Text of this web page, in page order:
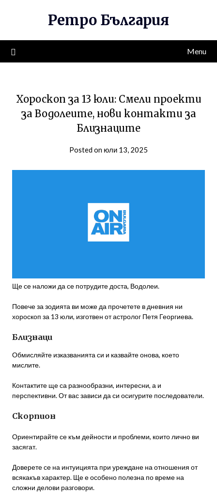
Ретро България
Menu
Хороскоп за 13 юли: Смели проекти
за Водолеите, нови контакти за
Близнаците
Posted on юли 13, 2025
Ще се наложи да се потрудите доста, Водолеи.
Повече за зодията ви може да прочетете в дневния ни
хороскоп за 13 юли, изготвен от астролог Петя Георгиева.
Близнаци
Обмисляйте изказванията си и казвайте онова, което
мислите.
Контактите ще са разнообразни, интересни, а и
перспективни. От вас зависи да си осигурите последователи.
Скорпион
Ориентирайте се към дейности и проблеми, които лично ви
засягат.
Доверете се на интуицията при уреждане на отношения от
всякакъв характер. Ще е особено полезна по време на
сложни делови разговори.